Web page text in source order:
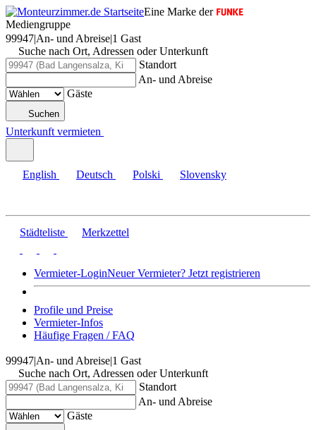
Eine Marke der
Mediengruppe
99947|An- und Abreise|1 Gast
Suche nach Ort, Adressen oder Unterkunft
Standort
An- und Abreise
Gäste
Suchen
Unterkunft vermieten
English Deutsch Polski Slovensky
Städteliste Merkzettel
Vermieter-LoginNeuer Vermieter? Jetzt registrieren
Profile und Preise
Vermieter-Infos
Häufige Fragen / FAQ
99947|An- und Abreise|1 Gast
Suche nach Ort, Adressen oder Unterkunft
Standort
An- und Abreise
Gäste